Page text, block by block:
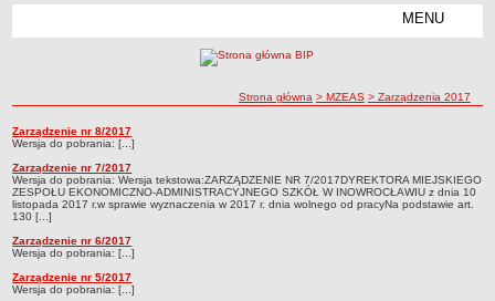
MENU
PONOWNE WYKORZYSTYWANIE
Szkoły Podstawowe
MZEAS
Zarządzenia 2012
Zarządzenia 2013
Zarządzenia 2014
Zarządzenia 2015
ścieżka nawigacji
Strona główna > MZEAS > Zarządzenia 2017
Zarządzenia 2017
Zarządzenia 2017
Zarządzenie nr 8/2017
Wersja do pobrania: [...]
Zarządzenie nr 7/2017
Wersja do pobrania: Wersja tekstowa:ZARZĄDZENIE NR 7/2017DYREKTORA MIEJSKIEGO
ZESPOŁU EKONOMICZNO-ADMINISTRACYJNEGO SZKÓŁ W INOWROCŁAWIU z dnia 10
listopada 2017 r.w sprawie wyznaczenia w 2017 r. dnia wolnego od pracyNa podstawie art.
130 [...]
Zarządzenie nr 6/2017
Wersja do pobrania: [...]
Zarządzenie nr 5/2017
Wersja do pobrania: [...]